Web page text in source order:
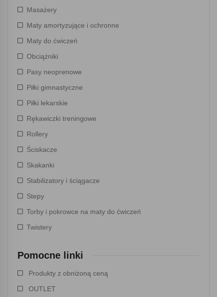
Masażery
Maty amortyzujące i ochronne
Maty do ćwiczeń
Obciążniki
Pasy neoprenowe
Piłki gimnastyczne
Piłki lekarskie
Rękawiczki treningowe
Rollery
Ściskacze
Skakanki
Stabilizatory i ściągacze
Stepy
Torby i pokrowce na maty do ćwiczeń
Twistery
Pomocne linki
Produkty z obniżoną ceną
OUTLET